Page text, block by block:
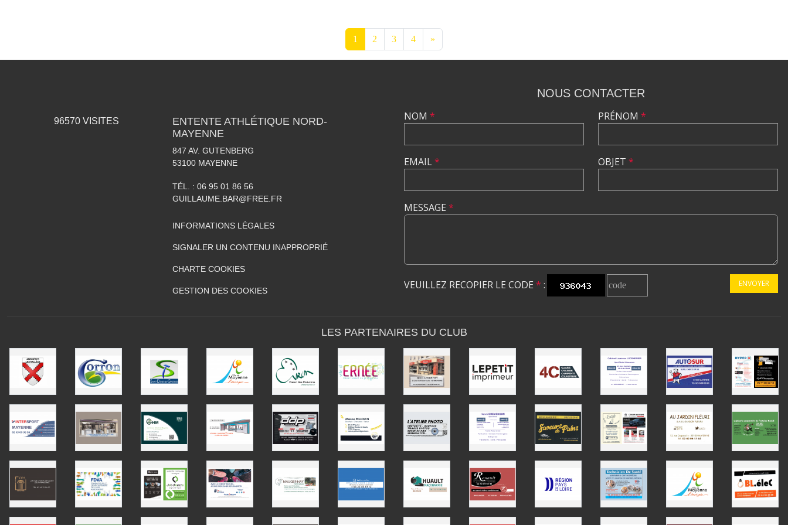
1 2 3 4 »
96570VISITES
ENTENTE ATHLÉTIQUE NORD-
MAYENNE
847 AV. GUTENBERG
53100 MAYENNE
TÉL. : 06 95 01 86 56
GUILLAUME.BAR@FREE.FR
INFORMATIONS LÉGALES
SIGNALER UN CONTENU INAPPROPRIÉ
CHARTE COOKIES
GESTION DES COOKIES
NOUS CONTACTER
NOM *
EMAIL*
PRÉNOM *
OBJET *
MESSAGE *
VEUILLEZ RECOPIER LE CODE * : ENVOYER
LES PARTENAIRES DU CLUB